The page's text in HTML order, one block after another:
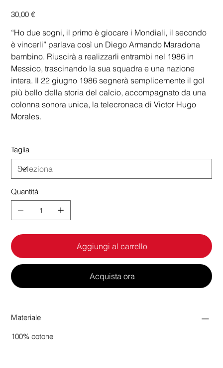
Prezzo
30,00 €
“Ho due sogni, il primo è giocare i Mondiali, il secondo
è vincerli” parlava così un Diego Armando Maradona
bambino. Riuscirà a realizzarli entrambi nel 1986 in
Messico, trascinando la sua squadra e una nazione
intera. Il 22 giugno 1986 segnerà semplicemente il gol
più bello della storia del calcio, accompagnato da una
colonna sonora unica, la telecronaca di Victor Hugo
Morales.
Taglia
Quantità
Aggiungi al carrello
Acquista ora
Materiale
100% cotone